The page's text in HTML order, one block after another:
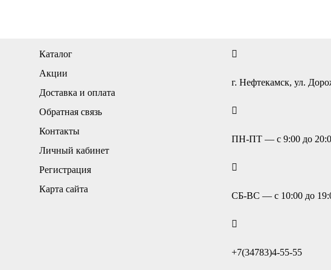
Каталог
Акции
Доставка и оплата
Обратная связь
Контакты
Личный кабинет
Регистрация
Карта сайта
г. Нефтекамск, ул.
ПН-ПТ — с 9:00 до
СБ-ВС — с 10:00 до
+7(34783)4-55-55